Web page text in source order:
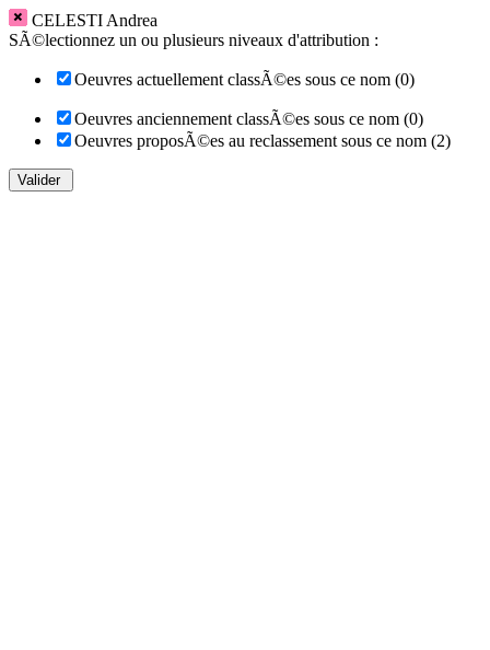
CELESTI Andrea
SÃ©lectionnez un ou plusieurs niveaux d'attribution :
Oeuvres actuellement classÃ©es sous ce nom (0)
Oeuvres anciennement classÃ©es sous ce nom (0)
Oeuvres proposÃ©es au reclassement sous ce nom (2)
Valider